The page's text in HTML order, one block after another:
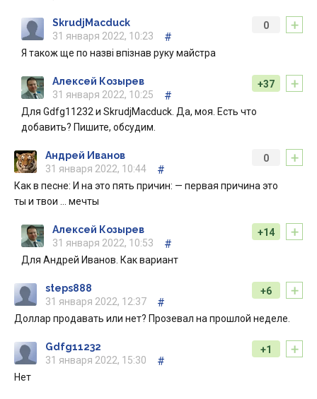
+
0
SkrudjMacduck
31 января 2022, 10:23
#
Я також ще по назві впізнав руку майстра
+
+37
Алексей Козырев
31 января 2022, 10:25
#
Для Gdfg11232 и SkrudjMacduck. Да, моя. Есть что
добавить? Пишите, обсудим.
+
0
Андрей Иванов
31 января 2022, 10:44
#
Как в песне: И на это пять причин: — первая причина это
ты и твои … мечты
+
+14
Алексей Козырев
31 января 2022, 10:53
#
Для Андрей Иванов. Как вариант
+
+6
steps888
31 января 2022, 12:37
#
Доллар продавать или нет? Прозевал на прошлой неделе.
+
+1
Gdfg11232
31 января 2022, 15:30
#
Нет